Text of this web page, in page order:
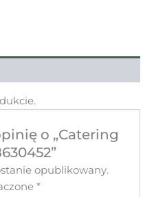
o „Catering
opublikowany.
*